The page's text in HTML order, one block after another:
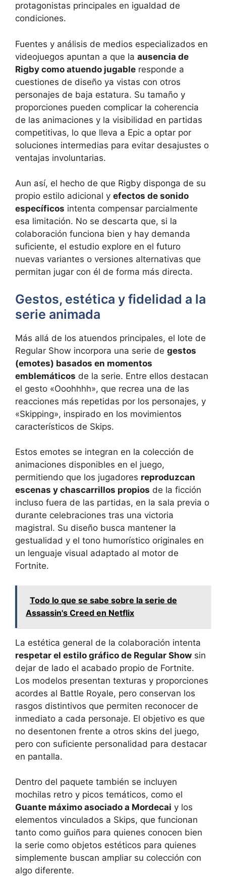
protagonistas principales en igualdad de
condiciones.
Fuentes y análisis de medios especializados en
videojuegos apuntan a que la ausencia de
Rigby como atuendo jugable responde a
cuestiones de diseño ya vistas con otros
personajes de baja estatura. Su tamaño y
proporciones pueden complicar la coherencia
de las animaciones y la visibilidad en partidas
competitivas, lo que lleva a Epic a optar por
soluciones intermedias para evitar desajustes o
ventajas involuntarias.
Aun así, el hecho de que Rigby disponga de su
propio estilo adicional y efectos de sonido
específicos intenta compensar parcialmente
esa limitación. No se descarta que, si la
colaboración funciona bien y hay demanda
suficiente, el estudio explore en el futuro
nuevas variantes o versiones alternativas que
permitan jugar con él de forma más directa.
Gestos, estética y fidelidad a la
serie animada
Más allá de los atuendos principales, el lote de
Regular Show incorpora una serie de gestos
(emotes) basados en momentos
emblemáticos de la serie. Entre ellos destacan
el gesto «Ooohhhh», que recrea una de las
reacciones más repetidas por los personajes, y
«Skipping», inspirado en los movimientos
característicos de Skips.
Estos emotes se integran en la colección de
animaciones disponibles en el juego,
permitiendo que los jugadores reproduzcan
escenas y chascarrillos propios de la ficción
incluso fuera de las partidas, en la sala previa o
durante celebraciones tras una victoria
magistral. Su diseño busca mantener la
gestualidad y el tono humorístico originales en
un lenguaje visual adaptado al motor de
Fortnite.
Todo lo que se sabe sobre la serie de
Assassin's Creed en Netflix
La estética general de la colaboración intenta
respetar el estilo gráfico de Regular Show sin
dejar de lado el acabado propio de Fortnite.
Los modelos presentan texturas y proporciones
acordes al Battle Royale, pero conservan los
rasgos distintivos que permiten reconocer de
inmediato a cada personaje. El objetivo es que
no desentonen frente a otros skins del juego,
pero con suficiente personalidad para destacar
en pantalla.
Dentro del paquete también se incluyen
mochilas retro y picos temáticos, como el
Guante máximo asociado a Mordecai y los
elementos vinculados a Skips, que funcionan
tanto como guiños para quienes conocen bien
la serie como objetos estéticos para quienes
simplemente buscan ampliar su colección con
algo diferente.